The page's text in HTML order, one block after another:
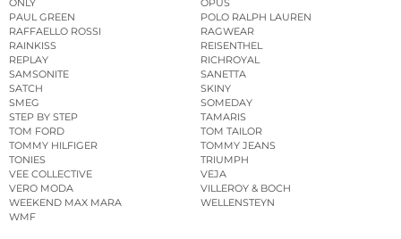
ONLY
OPUS
PAUL GREEN
POLO RALPH LAUREN
RAFFAELLO ROSSI
RAGWEAR
RAINKISS
REISENTHEL
REPLAY
RICHROYAL
SAMSONITE
SANETTA
SATCH
SKINY
SMEG
SOMEDAY
STEP BY STEP
TAMARIS
TOM FORD
TOM TAILOR
TOMMY HILFIGER
TOMMY JEANS
TONIES
TRIUMPH
VEE COLLECTIVE
VEJA
VERO MODA
VILLEROY & BOCH
WEEKEND MAX MARA
WELLENSTEYN
WMF